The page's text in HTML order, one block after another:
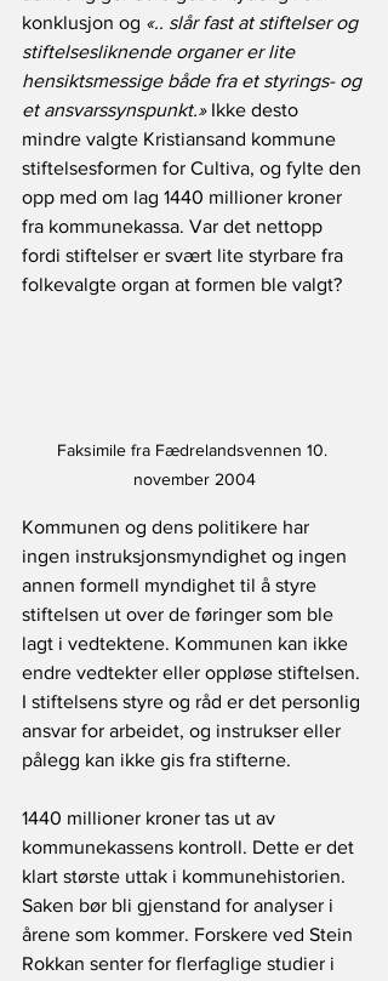
konklusjon og «.. slår fast at stiftelser og
stiftelsesliknende organer er lite
hensiktsmessige både fra et styrings- og
et ansvarssynspunkt.» Ikke desto
mindre valgte Kristiansand kommune
stiftelsesformen for Cultiva, og fylte den
opp med om lag 1440 millioner kroner
fra kommunekassa. Var det nettopp
fordi stiftelser er svært lite styrbare fra
folkevalgte organ at formen ble valgt?
Faksimile fra Fædrelandsvennen 10.
november 2004
Kommunen og dens politikere har
ingen instruksjonsmyndighet og ingen
annen formell myndighet til å styre
stiftelsen ut over de føringer som ble
lagt i vedtektene. Kommunen kan ikke
endre vedtekter eller oppløse stiftelsen.
I stiftelsens styre og råd er det personlig
ansvar for arbeidet, og instrukser eller
pålegg kan ikke gis fra stifterne.
1440 millioner kroner tas ut av
kommunekassens kontroll. Dette er det
klart største uttak i kommunehistorien.
Saken bør bli gjenstand for analyser i
årene som kommer. Forskere ved Stein
Rokkan senter for flerfaglige studier i